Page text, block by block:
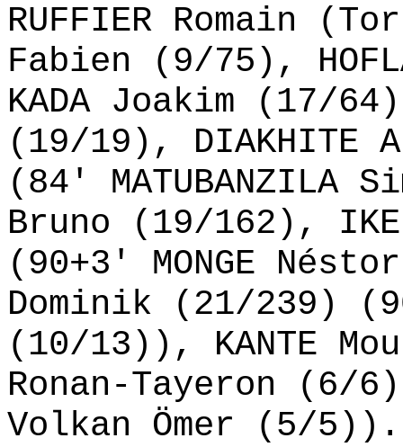
RUFFIER Romain
Fabien (9/75),
KADA Joakim (17/
(19/19), DIAKHITE
(84' MATUBANZILA
Bruno (19/162),
(90+3' MONGE
Dominik (21/239)
(10/13)), KANTE
Ronan-Tayeron (6/
Volkan Ömer (5/5)).